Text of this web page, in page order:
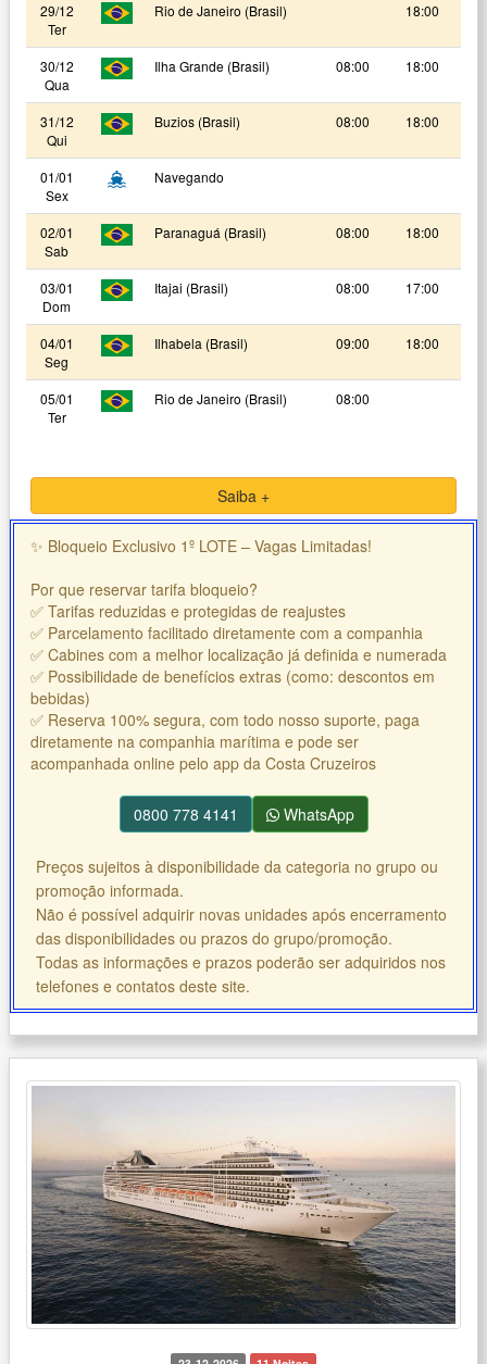
29/12
Ter
Rio de Janeiro (Brasil) 18:00
30/12
Qua
Ilha Grande (Brasil) 08:00 18:00
31/12
Qui
Buzios (Brasil) 08:00 18:00
01/01
Sex
Navegando
02/01
Sab
Paranaguá (Brasil) 08:00 18:00
03/01
Dom
Itajai (Brasil) 08:00 17:00
04/01
Seg
Ilhabela (Brasil) 09:00 18:00
05/01
Ter
Rio de Janeiro (Brasil) 08:00
Saiba +
✨ Bloqueio Exclusivo 1º LOTE – Vagas Limitadas!
Por que reservar tarifa bloqueio?
✅ Tarifas reduzidas e protegidas de reajustes
✅ Parcelamento facilitado diretamente com a companhia
✅ Cabines com a melhor localização já definida e numerada
✅ Possibilidade de benefícios extras (como: descontos em
bebidas)
✅ Reserva 100% segura, com todo nosso suporte, paga
diretamente na companhia marítima e pode ser
acompanhada online pelo app da Costa Cruzeiros
0800 778 4141 WhatsApp
Preços sujeitos à disponibilidade da categoria no grupo ou
promoção informada.
Não é possível adquirir novas unidades após encerramento
das disponibilidades ou prazos do grupo/promoção.
Todas as informações e prazos poderão ser adquiridos nos
telefones e contatos deste site.